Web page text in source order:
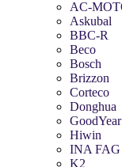
AC-
Askubal
BBC-R
Beco
Bosch
Brizzon
Corteco
Donghua
Hiwin
INA FAG
K2